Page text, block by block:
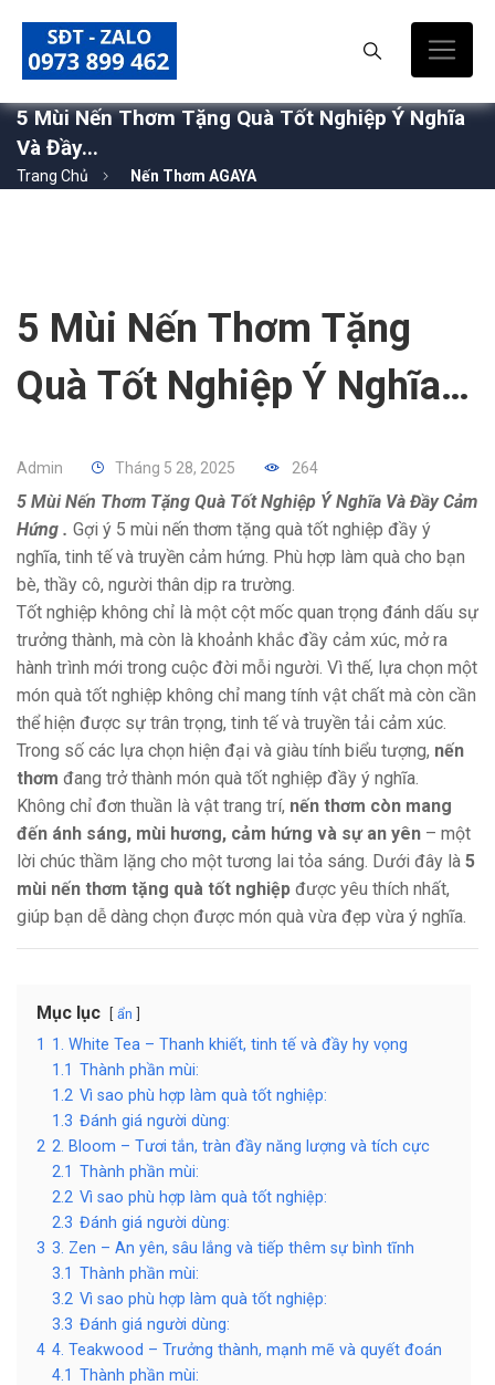
5 Mùi Nến Thơm Tặng Quà Tốt Nghiệp Ý Nghĩa
Và Đầy...
Trang Chủ Nến Thơm AGAYA
5 Mùi Nến Thơm Tặng
Quà Tốt Nghiệp Ý Nghĩa
Admin Tháng 5 28, 2025 264
5 Mùi Nến Thơm Tặng Quà Tốt Nghiệp Ý Nghĩa Và Đầy Cảm
Hứng . Gợi ý 5 mùi nến thơm tặng quà tốt nghiệp đầy ý
nghĩa, tinh tế và truyền cảm hứng. Phù hợp làm quà cho bạn
bè, thầy cô, người thân dịp ra trường.
Tốt nghiệp không chỉ là một cột mốc quan trọng đánh dấu sự
trưởng thành, mà còn là khoảnh khắc đầy cảm xúc, mở ra
hành trình mới trong cuộc đời mỗi người. Vì thế, lựa chọn một
món quà tốt nghiệp không chỉ mang tính vật chất mà còn cần
thể hiện được sự trân trọng, tinh tế và truyền tải cảm xúc.
Trong số các lựa chọn hiện đại và giàu tính biểu tượng, nến
thơm đang trở thành món quà tốt nghiệp đầy ý nghĩa.
Không chỉ đơn thuần là vật trang trí, nến thơm còn mang
đến ánh sáng, mùi hương, cảm hứng và sự an yên – một
lời chúc thầm lặng cho một tương lai tỏa sáng. Dưới đây là 5
mùi nến thơm tặng quà tốt nghiệp được yêu thích nhất,
giúp bạn dễ dàng chọn được món quà vừa đẹp vừa ý nghĩa.
Mục lục ẩn
1 1. White Tea – Thanh khiết, tinh tế và đầy hy vọng
1.1 Thành phần mùi:
1.2 Vì sao phù hợp làm quà tốt nghiệp:
1.3 Đánh giá người dùng:
2 2. Bloom – Tươi tắn, tràn đầy năng lượng và tích cực
2.1 Thành phần mùi:
2.2 Vì sao phù hợp làm quà tốt nghiệp:
2.3 Đánh giá người dùng:
3 3. Zen – An yên, sâu lắng và tiếp thêm sự bình tĩnh
3.1 Thành phần mùi:
3.2 Vì sao phù hợp làm quà tốt nghiệp:
3.3 Đánh giá người dùng:
4 4. Teakwood – Trưởng thành, mạnh mẽ và quyết đoán
4.1 Thành phần mùi: